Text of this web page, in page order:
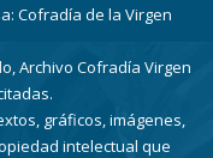
Cofradía de la Virgen
Archivo Cofradía Virgen
gráficos, imágenes,
intelectual que